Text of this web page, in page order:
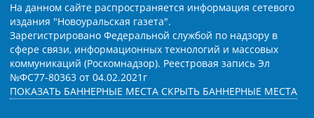
На данном сайте распространяется информация сетевого
издания "Новоуральская газета".
Зарегистрировано Федеральной службой по надзору в
сфере связи, информационных технологий и массовых
коммуникаций (Роскомнадзор). Реестровая запись Эл
№ФС77-80363 от 04.02.2021г
ПОКАЗАТЬ БАННЕРНЫЕ МЕСТА СКРЫТЬ БАННЕРНЫЕ МЕСТА